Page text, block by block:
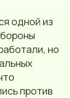
одной из
но
против